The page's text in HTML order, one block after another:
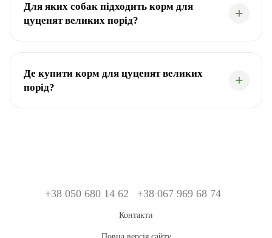
Для яких собак підходить корм для
цуценят великих порід?
Де купити корм для цуценят великих
порід?
+38 050 680 14 62 +38 067 969 68 74
Контакти